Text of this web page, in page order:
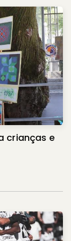
crianças e